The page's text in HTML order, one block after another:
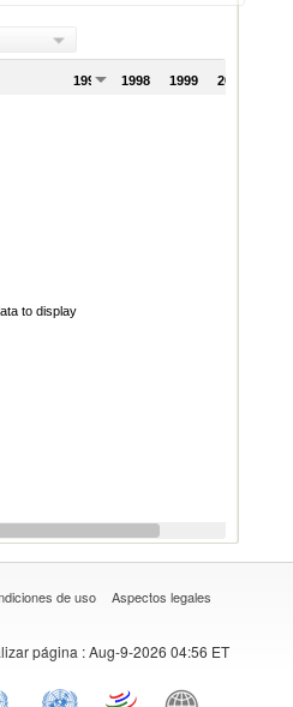
1997 1998 1999 2000
to display
de uso Aspectos legales
página : Aug-9-2026 04:56 ET